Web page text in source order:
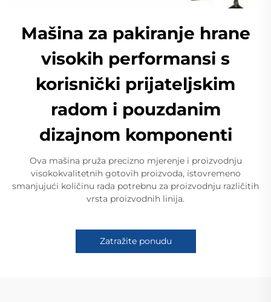
Mašina za pakiranje hrane
visokih performansi s
korisnički prijateljskim
radom i pouzdanim
dizajnom komponenti
Ova mašina pruža precizno mjerenje i proizvodnju
visokokvalitetnih gotovih proizvoda, istovremeno
smanjujući količinu rada potrebnu za proizvodnju različitih
vrsta proizvodnih linija.
Zatražite ponudu